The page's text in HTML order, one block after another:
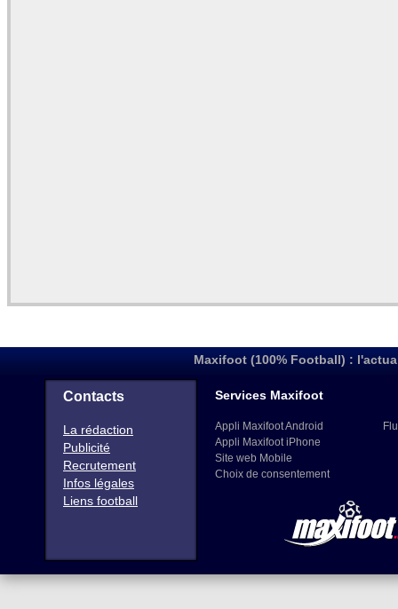
Maxifoot (100% Football) :
Contacts
La rédaction
Publicité
Recrutement
Infos légales
Liens football
Services Maxifoot
Appli Maxifoot Android
Appli Maxifoot iPhone
Site web Mobile
Choix de consentement